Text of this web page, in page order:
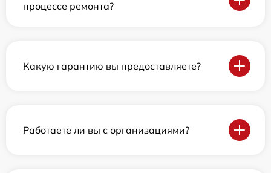
процессе ремонта?
Какую гарантию вы предоставляете?
Работаете ли вы с организациями?